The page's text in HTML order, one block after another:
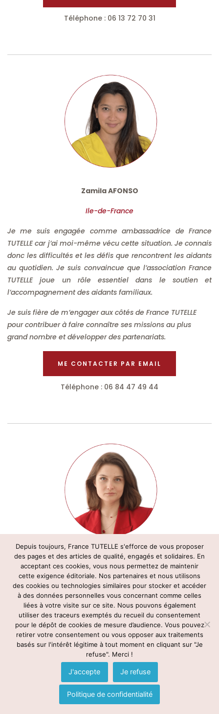
Téléphone : 06 13 72 70 31
Zamila AFONSO
Ile-de-France
Je me suis engagée comme ambassadrice de France
TUTELLE car j’ai moi-même vécu cette situation. Je connais
donc les difficultés et les défis que rencontrent les aidants
au quotidien. Je suis convaincue que l’association France
TUTELLE joue un rôle essentiel dans le soutien et
l’accompagnement des aidants familiaux.
Je suis fière de m’engager aux côtés de France TUTELLE
pour contribuer à faire connaître ses missions au plus
grand nombre et développer des partenariats.
ME CONTACTER PAR EMAIL
Téléphone : 06 84 47 49 44
Océane PÉRET
Auvergne Rhône-Alpes
Je suis heureuse de contribuer à l’accompagnement des
personnes vulnérables et de leur famille en tant
qu’ambassadrice France TUTELLE. Je suis convaincue du
rôle majeur de cette association dans la transmission
d’informations clés aux proches et professionnels
concernés dans l’intérêt du majeur protégé.
En qualité de conseil en gestion de patrimoine à
Clermont-Ferrand, j’apporte régulièrement des réponses
concrètes aux problématiques budgétaires et
Depuis toujours, France TUTELLE s'efforce de vous proposer
des pages et des articles de qualité, engagés et solidaires. En
acceptant ces cookies, vous nous permettez de maintenir
cette exigence éditoriale. Nos partenaires et nous utilisons
des cookies ou technologies similaires pour stocker et accéder
à des données personnelles vous concernant comme celles
liées à votre visite sur ce site. Nous pouvons également
utiliser des traceurs exemptés du recueil du consentement
pour le dépôt de cookies de mesure d’audience. Vous pouvez
retirer votre consentement ou vous opposer aux traitements
basés sur l'intérêt légitime à tout moment en cliquant sur "Je
refuse". Merci !
J'accepte Je refuse
Politique de confidentialité